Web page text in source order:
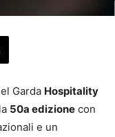
Garda Hospitality
50a edizione con
e un